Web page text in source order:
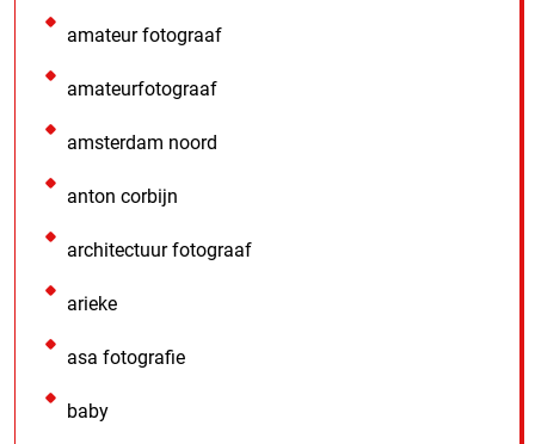
amateur fotograaf
amateurfotograaf
amsterdam noord
anton corbijn
architectuur fotograaf
arieke
asa fotografie
baby